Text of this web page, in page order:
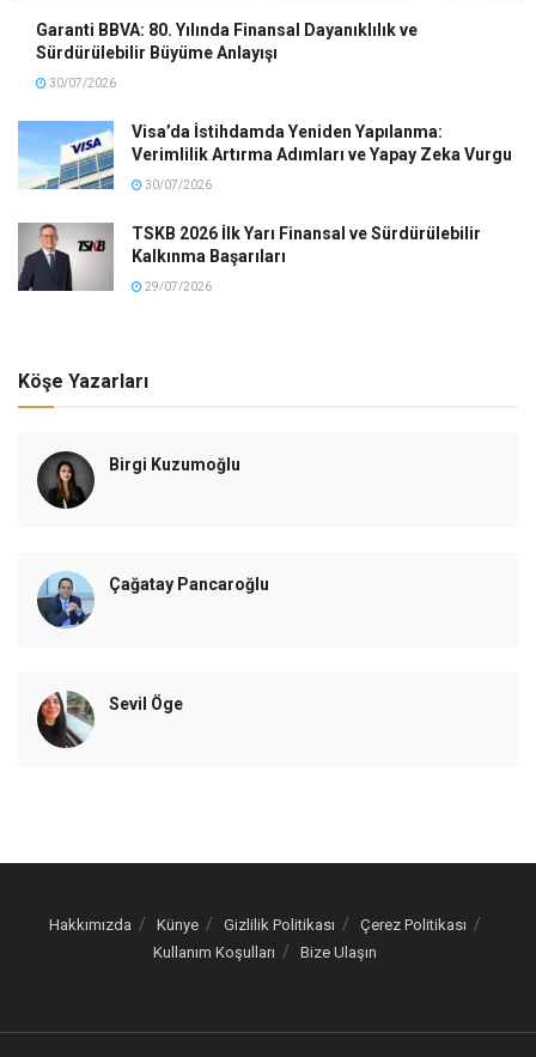
Garanti BBVA: 80. Yılında Finansal Dayanıklılık ve
Sürdürülebilir Büyüme Anlayışı
30/07/2026
Visa’da İstihdamda Yeniden Yapılanma:
Verimlilik Artırma Adımları ve Yapay Zeka Vurgu
30/07/2026
TSKB 2026 İlk Yarı Finansal ve Sürdürülebilir
Kalkınma Başarıları
29/07/2026
Köşe Yazarları
Birgi Kuzumoğlu
Çağatay Pancaroğlu
Sevil Öge
Hakkımızda Künye Gizlilik Politikası
Çerez Politikası
Kullanım Koşulları
Bize Ulaşın